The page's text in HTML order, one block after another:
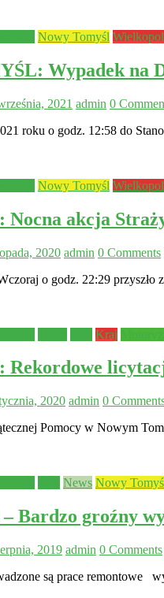
Nowy Tomyśl
Wypadek na
2021 admin 0
roku o godz. 12:58 do
Nowy Tomyśl
Nocna akcja
2020 admin 0 Comments
o godz. 22:29 przyszło
Kraj
Rekordowe
2020 admin 0
Pomocy w Nowym
News Nowy
Bardzo groźny
2019 admin 0 Comments
są prace remontowe